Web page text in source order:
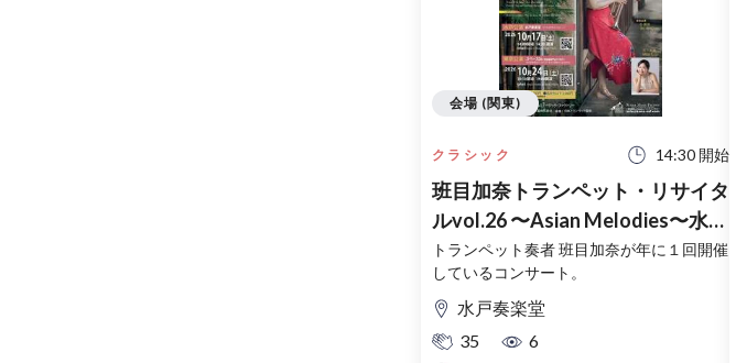
クラシック 14:30 開始
班目加奈トランペット・リサイタ
ルvol.26 〜Asian Melodies〜水戸
公演
トランペット奏者 班目加奈が年に１回開催
しているコンサート。
水戸奏楽堂
35
6
会場 (関東)